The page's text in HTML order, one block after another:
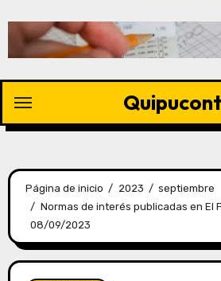
Quipucont
Página de inicio 2023
septiembre
Normas de interés publicadas en El
08/09/2023